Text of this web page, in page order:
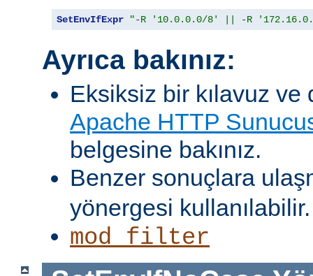
SetEnvIfExpr "-R '10.0.0.0/8' || -R
Ayrıca bakınız:
Eksiksiz bir kılavuz
Apache HTTP
belgesine bakınız.
Benzer sonuçlara
yönergesi kullanılabilir.
mod_filter